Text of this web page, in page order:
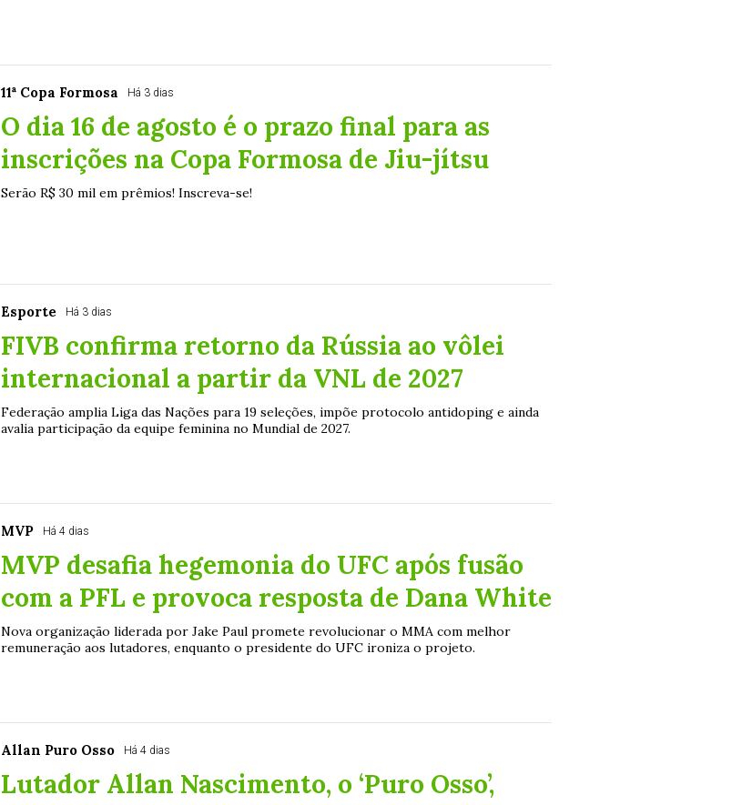
11ª Copa Formosa Há 3 dias
O dia 16 de agosto é o prazo final para as
inscrições na Copa Formosa de Jiu-jítsu
Serão R$ 30 mil em prêmios! Inscreva-se!
Esporte Há 3 dias
FIVB confirma retorno da Rússia ao vôlei
internacional a partir da VNL de 2027
Federação amplia Liga das Nações para 19 seleções, impõe protocolo antidoping e ainda
avalia participação da equipe feminina no Mundial de 2027.
MVP Há 4 dias
MVP desafia hegemonia do UFC após fusão
com a PFL e provoca resposta de Dana White
Nova organização liderada por Jake Paul promete revolucionar o MMA com melhor
remuneração aos lutadores, enquanto o presidente do UFC ironiza o projeto.
Allan Puro Osso Há 4 dias
Lutador Allan Nascimento, o ‘Puro Osso’,